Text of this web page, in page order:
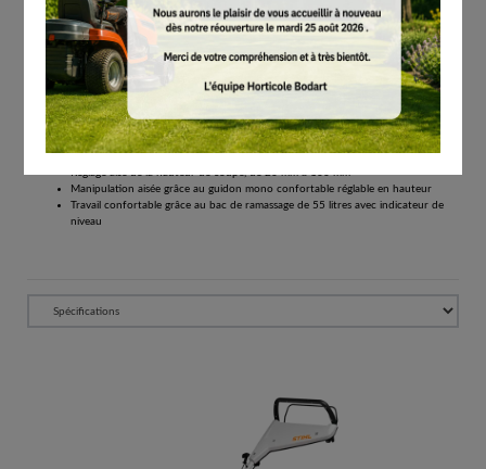
519.00
Tous les prix comprennent la TVA de 21%.
Réserver
Tondeuse thermique RM 253 pour les jardins de moyenne à grande superficie
Tondeuse à gazon thermique compacte avec une largeur de coupe de 51 cm
Pour l'entretien sans effort des pelouses moyennes à grandes
Réglage aisé de la hauteur de coupe, de 20 mm à 100 mm
Manipulation aisée grâce au guidon mono confortable réglable en hauteur
Travail confortable grâce au bac de ramassage de 55 litres avec indicateur de
niveau